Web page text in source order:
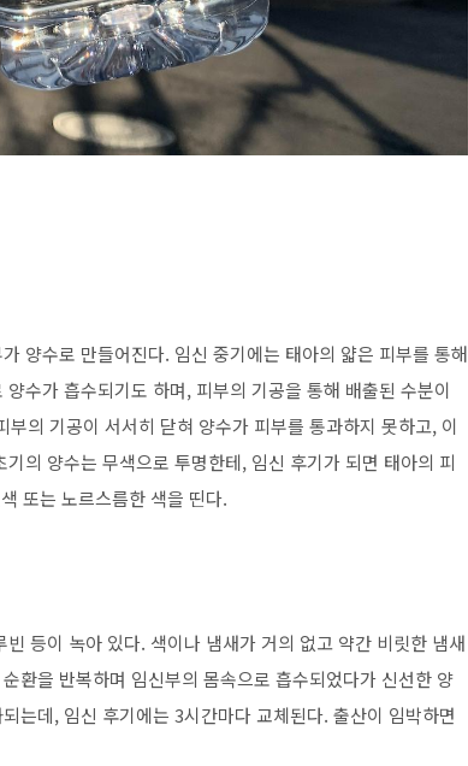
양수로 만들어진다. 임신 중기에는 태아의 얇은 피부를 통해
수가 흡수되기도 하며, 피부의 기공을 통해 배출된 수분이
의 기공이 서서히 닫혀 양수가 피부를 통과하지 못하고, 이
의 양수는 무색으로 투명한테, 임신 후기가 되면 태아의 피
또는 노르스름한 색을 띤다.
등이 녹아 있다. 색이나 냄새가 거의 없고 약간 비릿한 냄새
환을 반복하며 임신부의 몸속으로 흡수되었다가 신선한 양
는데, 임신 후기에는 3시간마다 교체된다. 출산이 임박하면